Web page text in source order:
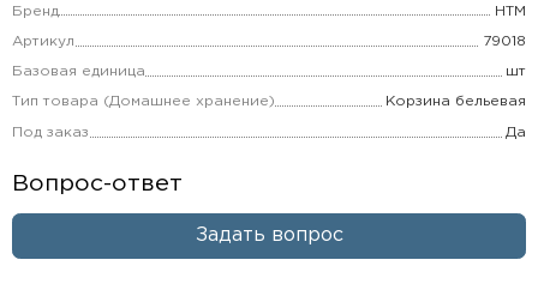
Бренд НТМ
Артикул 79018
Базовая единица шт
Тип товара (Домашнее хранение) Корзина бельевая
Под заказ Да
Вопрос-ответ
Задать вопрос